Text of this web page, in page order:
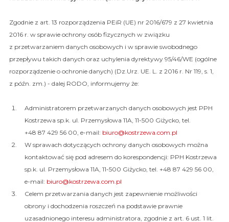
Zgodnie z art. 13 rozporządzenia PEiR (UE) nr 2016/679 z 27 kwietnia
2016 r. w sprawie ochrony osób fizycznych w związku
z przetwarzaniem danych osobowych i w sprawie swobodnego
przepływu takich danych oraz uchylenia dyrektywy 95/46/WE (ogólne
rozporządzenie o ochronie danych) (Dz.Urz. UE. L. z 2016 r. Nr 119, s. 1,
z późn. zm.) - dalej RODO, informujemy że:
Administratorem przetwarzanych danych osobowych jest PPH
Kostrzewa sp.k. ul. Przemysłowa 11A, 11-500 Giżycko, tel.
+48 87 429 56 00, e-mail: biuro@kostrzewa.com.pl
W sprawach dotyczących ochrony danych osobowych można
kontaktować się pod adresem do korespondencji: PPH Kostrzewa
sp.k. ul. Przemysłowa 11A, 11-500 Giżycko, tel. +48 87 429 56 00,
e-mail: biuro@kostrzewa.com.pl
Celem przetwarzania danych jest zapewnienie możliwości
obrony i dochodzenia roszczeń na podstawie prawnie
uzasadnionego interesu administratora, zgodnie z art. 6 ust. 1 lit.